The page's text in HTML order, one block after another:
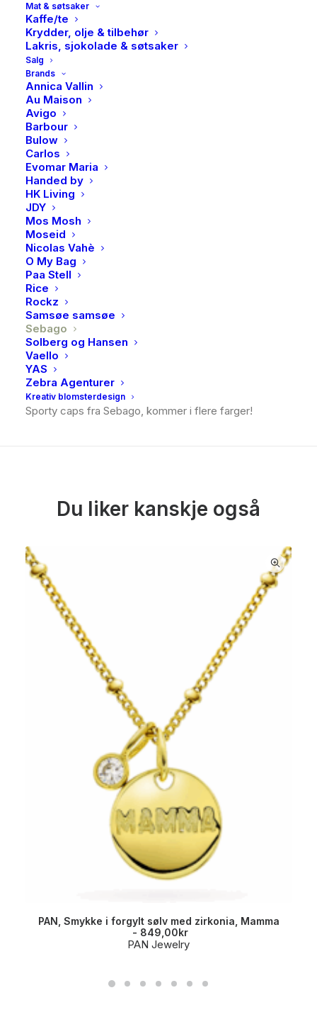
Mat & søtsaker
Kaffe/te
Krydder, olje & tilbehør
Lakris, sjokolade & søtsaker
Salg
Brands
Annica Vallin
Au Maison
Avigo
Barbour
Bulow
Carlos
Evomar Maria
Handed by
HK Living
JDY
Mos Mosh
Moseid
Nicolas Vahè
O My Bag
Paa Stell
Rice
Rockz
Samsøe samsøe
Sebago
Solberg og Hansen
Vaello
YAS
Zebra Agenturer
Kreativ blomsterdesign
Sebago, Sailor cap, Light
pink
300,00 kr
Sporty caps fra Sebago, kommer i flere farger!
Utsolgt
Produktnummer
Kategorier
Brand
BESKRIVELSE
Sporty caps fra Sebago, kommer i flere farger!
Du liker kanskje også
PAN, Smykke i forgylt sølv med zirkonia, Mamma
849,00kr
PAN Jewelry